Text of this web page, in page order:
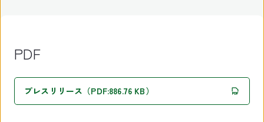
PDF
プレスリリース（PDF:886.76 KB）